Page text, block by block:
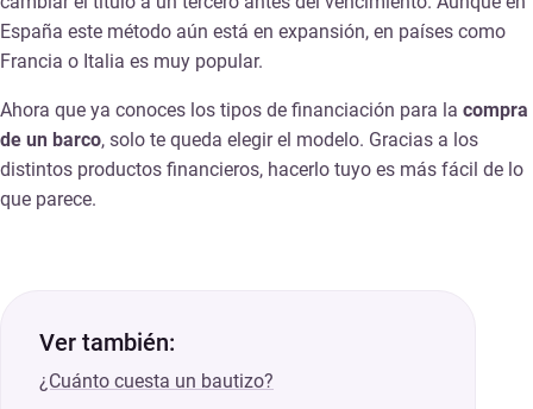
España este método aún está en expansión, en países como
Francia o Italia es muy popular.
Ahora que ya conoces los tipos de financiación para la compra
de un barco, solo te queda elegir el modelo. Gracias a los
distintos productos financieros, hacerlo tuyo es más fácil de lo
que parece.
Ver también:
¿Cuánto cuesta un bautizo?